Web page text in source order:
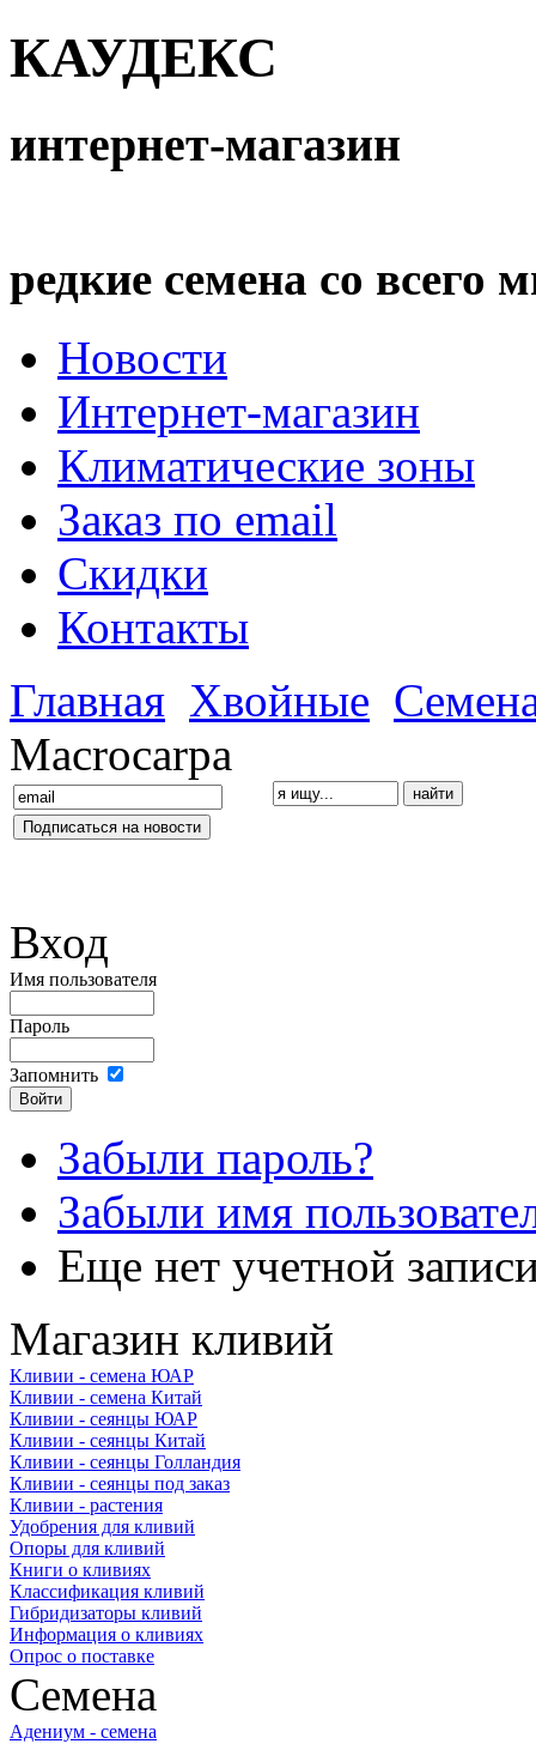
КАУДЕКС
интернет-магазин
редкие семена со всего
Новости
Интернет-магазин
Климатические зоны
Заказ по email
Скидки
Контакты
Главная Хвойные
Macrocarpa
Вход
Имя пользователя
Пароль
Запомнить
Забыли пароль?
Забыли имя
Еще нет учетной
Магазин кливий
Кливии - семена ЮАР
Кливии - семена Китай
Кливии - сеянцы ЮАР
Кливии - сеянцы Китай
Кливии - сеянцы Голландия
Кливии - сеянцы под заказ
Кливии - растения
Удобрения для кливий
Опоры для кливий
Книги о кливиях
Классификация кливий
Гибридизаторы кливий
Информация о кливиях
Опрос о поставке
Семена
Адениум - семена